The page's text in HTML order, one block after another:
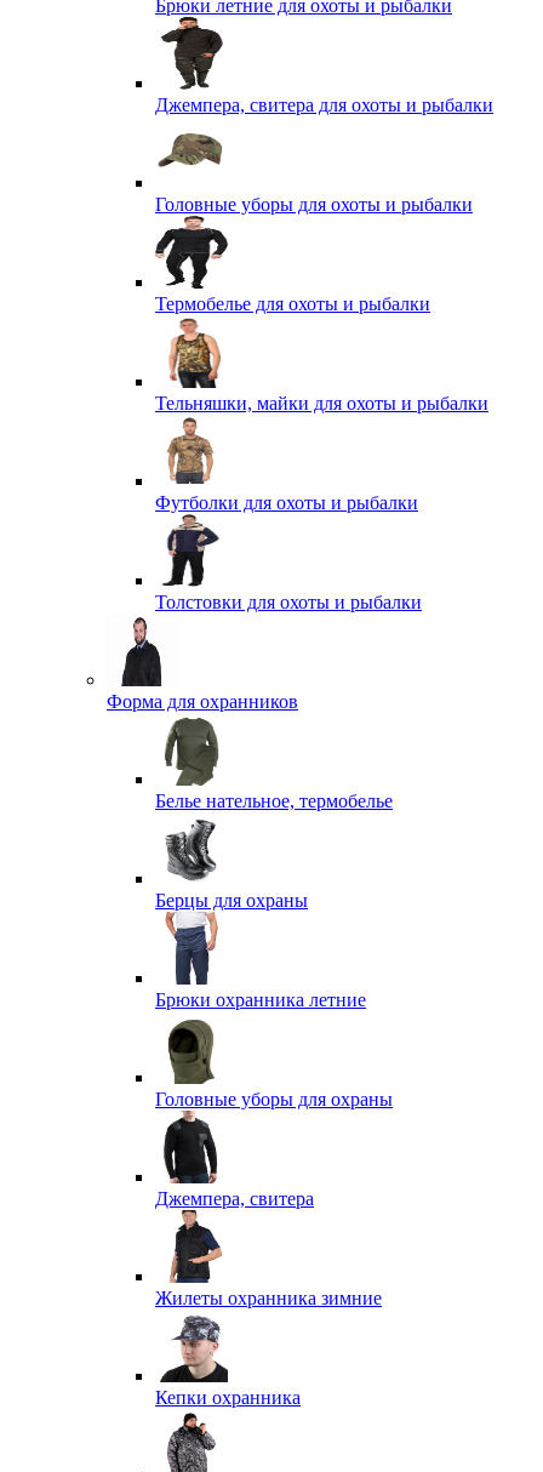
Брюки летние для охоты и рыбалки
Джемпера, свитера для охоты и рыбалки
Головные уборы для охоты и рыбалки
Термобелье для охоты и рыбалки
Тельняшки, майки для охоты и рыбалки
Футболки для охоты и рыбалки
Толстовки для охоты и рыбалки
Форма для охранников
Белье нательное, термобелье
Берцы для охраны
Брюки охранника летние
Головные уборы для охраны
Джемпера, свитера
Жилеты охранника зимние
Кепки охранника